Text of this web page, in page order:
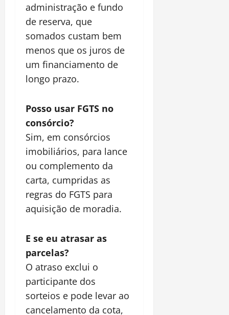
administração e fundo
de reserva, que
somados custam bem
menos que os juros de
um financiamento de
longo prazo.
Posso usar FGTS no
consórcio?
Sim, em consórcios
imobiliários, para lance
ou complemento da
carta, cumpridas as
regras do FGTS para
aquisição de moradia.
E se eu atrasar as
parcelas?
O atraso exclui o
participante dos
sorteios e pode levar ao
cancelamento da cota,